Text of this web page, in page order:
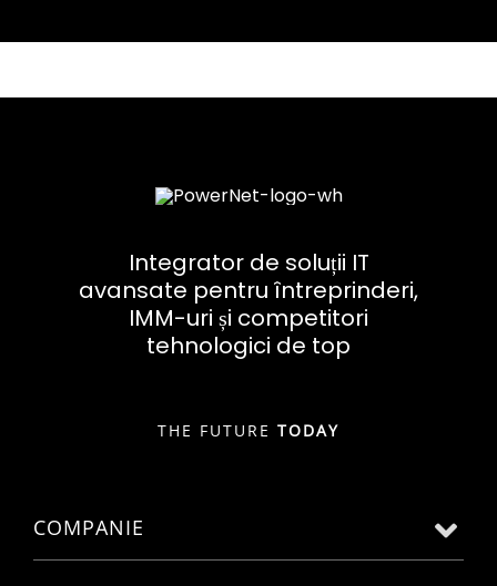
Integrator de soluții IT
avansate pentru întreprinderi,
IMM-uri și competitori
tehnologici de top
THE FUTURE TODAY
COMPANIE